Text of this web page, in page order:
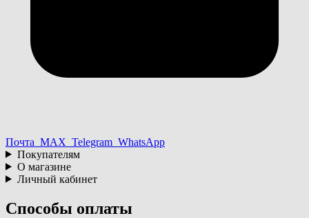
Почта MAX Telegram WhatsApp
Покупателям
О магазине
Личный кабинет
Способы оплаты